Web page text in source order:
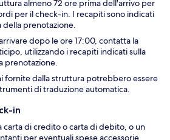
almeno 72 ore prima dell'arrivo per
per il check-in. I recapiti sono indicati
della prenotazione.
dopo le ore 17:00, contatta la
utilizzando i recapiti indicati sulla
prenotazione.
fornite dalla struttura potrebbero essere
di traduzione automatica.
in
carta di credito o carta di debito, o un
per eventuali spese accessorie